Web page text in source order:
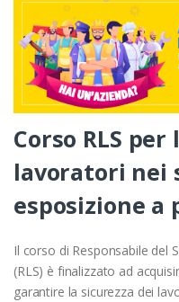
Corso RLS
lavoratori nei
esposizione
Il corso di Responsabile del
(RLS) è finalizzato ad
garantire la sicurezza dei